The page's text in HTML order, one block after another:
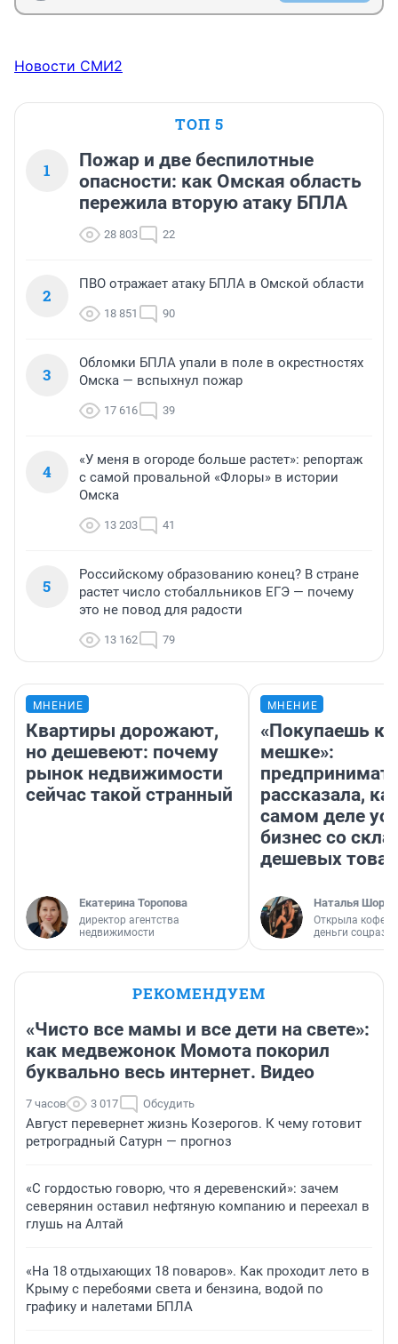
Новости СМИ2
ТОП 5
1
Пожар и две беспилотные
опасности: как Омская область
пережила вторую атаку БПЛА
28 803 22
2
ПВО отражает атаку БПЛА в Омской области
18 851 90
3
Обломки БПЛА упали в поле в окрестностях
Омска — вспыхнул пожар
17 616 39
4
«У меня в огороде больше растет»: репортаж
с самой провальной «Флоры» в истории
Омска
13 203 41
5
Российскому образованию конец? В стране
растет число стобалльников ЕГЭ — почему
это не повод для радости
13 162 79
МНЕНИЕ
Квартиры дорожают,
но дешевеют: почему
рынок недвижимости
сейчас такой странный
Екатерина Торопова
директор агентства
недвижимости
МНЕНИЕ
«Покупаешь
мешке»:
рассказала,
самом деле
бизнес со
дешевых
Наталья
Открыла
деньги
РЕКОМЕНДУЕМ
«Чисто все мамы и все дети на свете»:
как медвежонок Момота покорил
буквально весь интернет. Видео
7 часов 3 017 Обсудить
Август перевернет жизнь Козерогов. К чему готовит
ретроградный Сатурн — прогноз
«С гордостью говорю, что я деревенский»: зачем
северянин оставил нефтяную компанию и переехал в
глушь на Алтай
«На 18 отдыхающих 18 поваров». Как проходит лето в
Крыму с перебоями света и бензина, водой по
графику и налетами БПЛА